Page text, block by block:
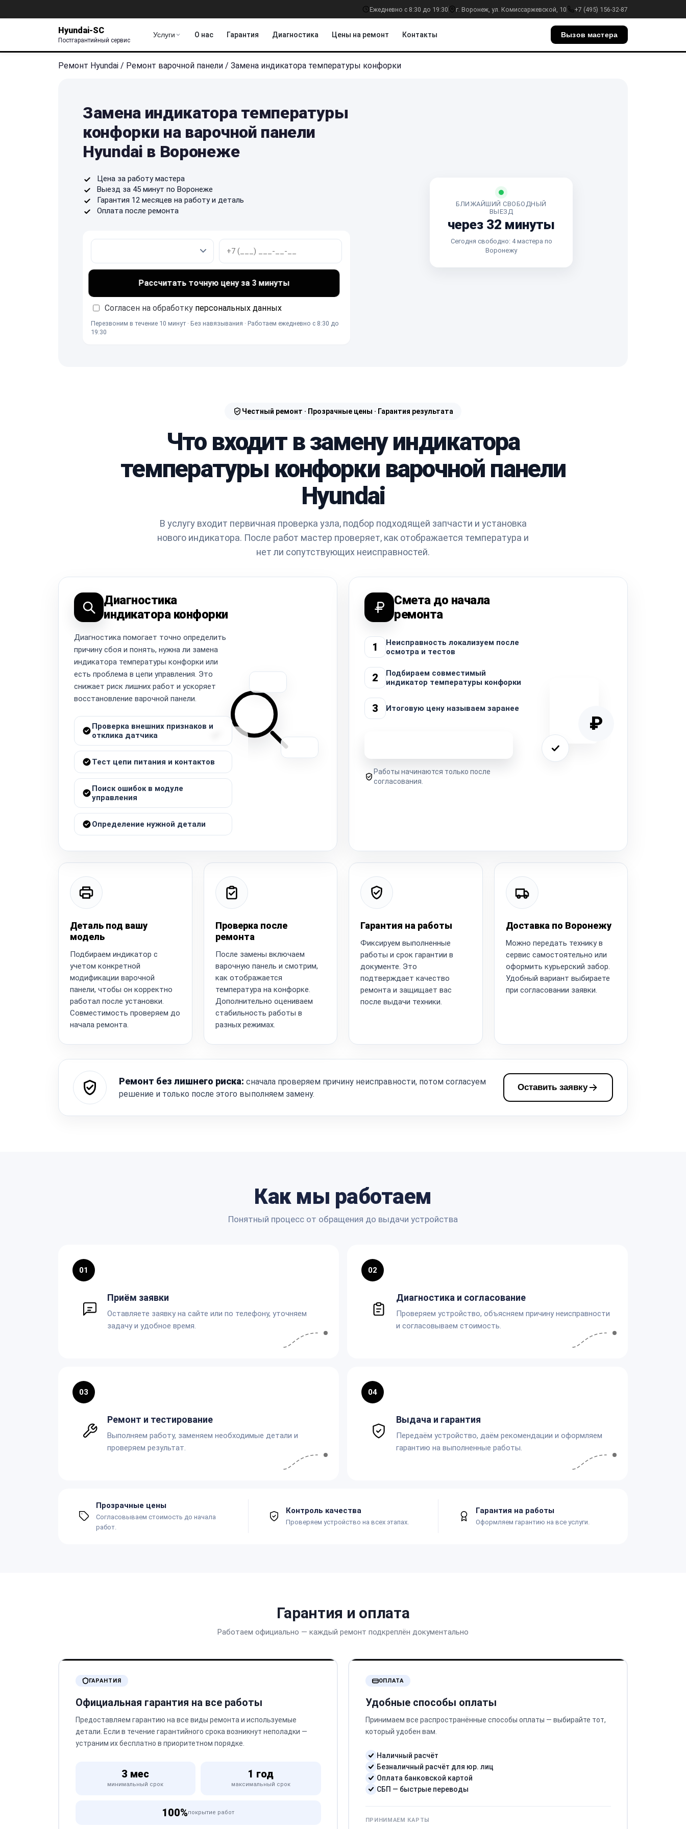
Ежедневно с 8:30 до 19:30 г. Воронеж, ул. Комиссаржевской, 10 +7 (495) 156-32-87
Hyundai-SC
Постгарантийный сервис
Услуги О нас Гарантия Диагностика Цены на ремонт Контакты Вызов мастера
Ремонт Hyundai / Ремонт варочной панели / Замена индикатора температуры конфорки
Замена индикатора температуры
конфорки на варочной панели
Hyundai в Воронеже
Цена за работу мастера
Выезд за 45 минут по Воронеже
Гарантия 12 месяцев на работу и деталь
Оплата после ремонта
Рассчитать точную цену за 3 минуты
Согласен на обработку персональных данных
Перезвоним в течение 10 минут · Без навязывания · Работаем ежедневно с 8:30 до
19:30
БЛИЖАЙШИЙ СВОБОДНЫЙ
ВЫЕЗД
через 32 минуты
Сегодня свободно: 4 мастера по
Воронежу
Честный ремонт · Прозрачные цены · Гарантия результата
Что входит в замену индикатора
температуры конфорки варочной панели
Hyundai
В услугу входит первичная проверка узла, подбор подходящей запчасти и установка
нового индикатора. После работ мастер проверяет, как отображается температура и
нет ли сопутствующих неисправностей.
Диагностика
индикатора конфорки
Диагностика помогает точно определить
причину сбоя и понять, нужна ли замена
индикатора температуры конфорки или
есть проблема в цепи управления. Это
снижает риск лишних работ и ускоряет
восстановление варочной панели.
Проверка внешних признаков и
отклика датчика
Тест цепи питания и контактов
Поиск ошибок в модуле
управления
Определение нужной детали
Смета до начала
ремонта
1
Неисправность локализуем после
осмотра и тестов
2
Подбираем совместимый
индикатор температуры конфорки
3 Итоговую цену называем заранее
Работы начинаются только после
согласования.
₽
Деталь под вашу
модель
Подбираем индикатор с
учетом конкретной
модификации варочной
панели, чтобы он корректно
работал после установки.
Совместимость проверяем до
начала ремонта.
Проверка после
ремонта
После замены включаем
варочную панель и смотрим,
как отображается
температура на конфорке.
Дополнительно оцениваем
стабильность работы в
разных режимах.
Гарантия на работы
Фиксируем выполненные
работы и срок гарантии в
документе. Это
подтверждает качество
ремонта и защищает вас
после выдачи техники.
Доставка по Воронежу
Можно передать технику в
сервис самостоятельно или
оформить курьерский забор.
Удобный вариант выбираете
при согласовании заявки.
Ремонт без лишнего риска: сначала проверяем причину неисправности, потом согласуем
решение и только после этого выполняем замену.
Оставить заявку
Как мы работаем
Понятный процесс от обращения до выдачи устройства
01
Приём заявки
Оставляете заявку на сайте или по телефону, уточняем
задачу и удобное время.
02
Диагностика и согласование
Проверяем устройство, объясняем причину неисправности
и согласовываем стоимость.
03
Ремонт и тестирование
Выполняем работу, заменяем необходимые детали и
проверяем результат.
04
Выдача и гарантия
Передаём устройство, даём рекомендации и оформляем
гарантию на выполненные работы.
Прозрачные цены
Согласовываем стоимость до начала
работ.
Контроль качества
Проверяем устройство на всех этапах.
Гарантия на работы
Оформляем гарантию на все услуги.
Гарантия и оплата
Работаем официально — каждый ремонт подкреплён документально
ГАРАНТИЯ
Официальная гарантия на все работы
Предоставляем гарантию на все виды ремонта и используемые
детали. Если в течение гарантийного срока возникнут неполадки —
устраним их бесплатно в приоритетном порядке.
3 мес
минимальный срок
1 год
максимальный срок
100%покрытие работ
ОПЛАТА
Удобные способы оплаты
Принимаем все распространённые способы оплаты — выбирайте тот,
который удобен вам.
Наличный расчёт
Безналичный расчёт для юр. лиц
Оплата банковской картой
СБП — быстрые переводы
ПРИНИМАЕМ КАРТЫ